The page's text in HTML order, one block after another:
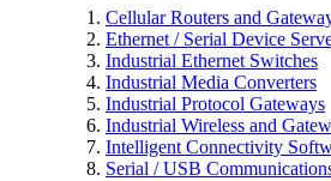
Cellular Routers and
Ethernet / Serial Device
Industrial Ethernet Switches
Industrial Media Converters
Industrial Protocol Gateways
Industrial Wireless and
Intelligent Connectivity
Serial / USB